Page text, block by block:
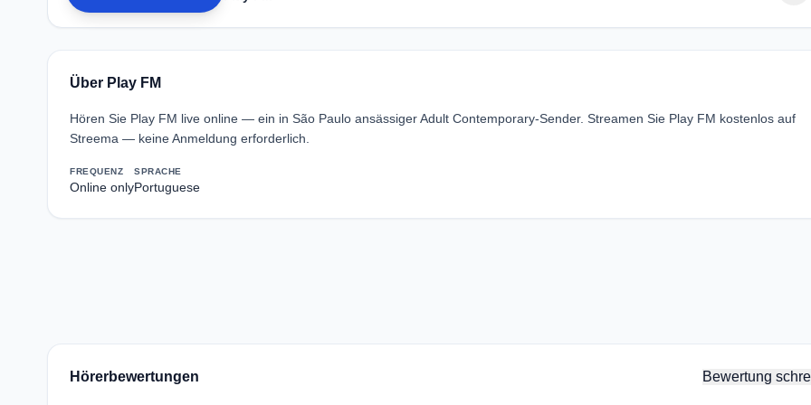
Über Play FM
Hören Sie Play FM live online — ein in São Paulo ansässiger Adult Contemporary-Sender. Streamen Sie Play FM kostenlos auf
Streema — keine Anmeldung erforderlich.
FREQUENZ
Online only
SPRACHE
Portuguese
Hörerbewertungen Bewertung